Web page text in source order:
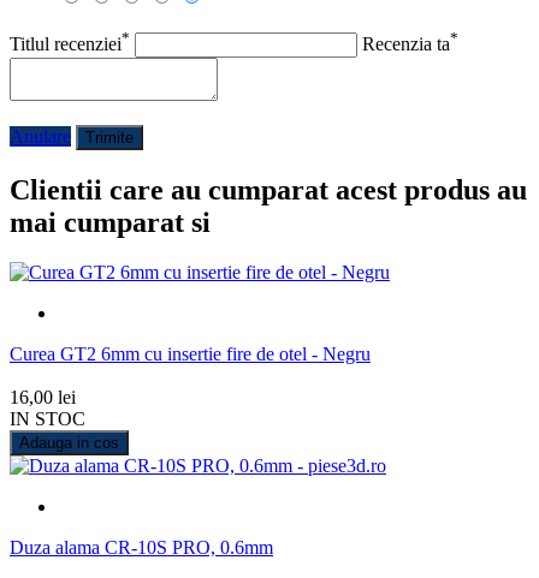
Titlul recenziei* Recenzia ta*
Anulare Trimite
Clientii care au cumparat acest produs au
mai cumparat si
Curea GT2 6mm cu insertie fire de otel - Negru
16,00 lei
IN STOC
Adauga in cos
Duza alama CR-10S PRO, 0.6mm